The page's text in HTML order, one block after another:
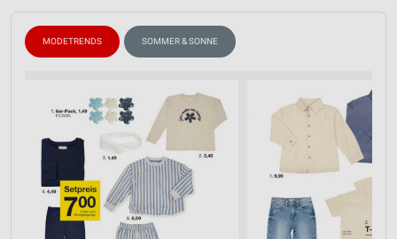
MODETRENDS SOMMER & SONNE